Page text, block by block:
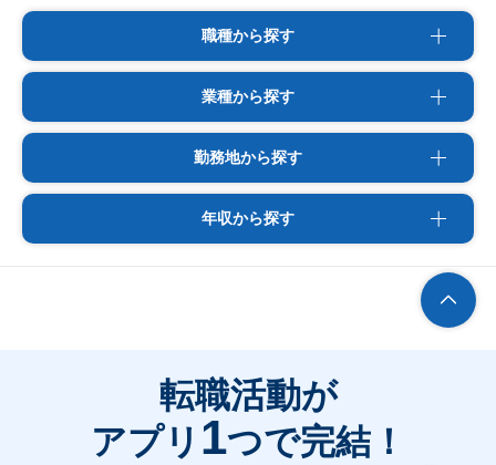
職種から探す
業種から探す
勤務地から探す
年収から探す
転職活動が
アプリ 1つで完結！